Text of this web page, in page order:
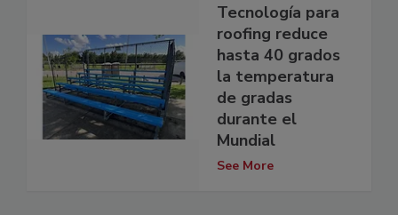
Tecnología para
roofing reduce
hasta 40 grados
la temperatura
de gradas
durante el
Mundial
See More